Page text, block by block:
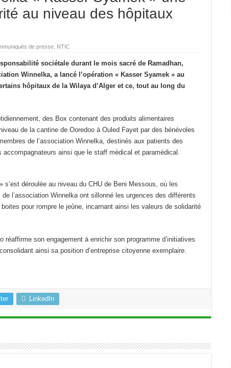
au niveau des hôpitaux
de presse NTIC
sociétale durant le mois sacré de Ramadhan,
Winnelka, a lancé l’opération « Kasser Syamek » au
hôpitaux de la Wilaya d’Alger et ce, tout au long du
des Box contenant des produits alimentaires
de la cantine de Ooredoo à Ouled Fayet par des bénévoles
de l’association Winnelka, destinés aux patients des
ainsi que le staff médical et paramédical.
s’est déroulée au niveau du CHU de Beni Messous, où les
l’association Winnelka ont sillonné les urgences des différents
pour rompre le jeûne, incarnant ainsi les valeurs de solidarité
son engagement à enrichir son programme d’initiatives
ainsi sa position d’entreprise citoyenne exemplaire.
LinkedIn